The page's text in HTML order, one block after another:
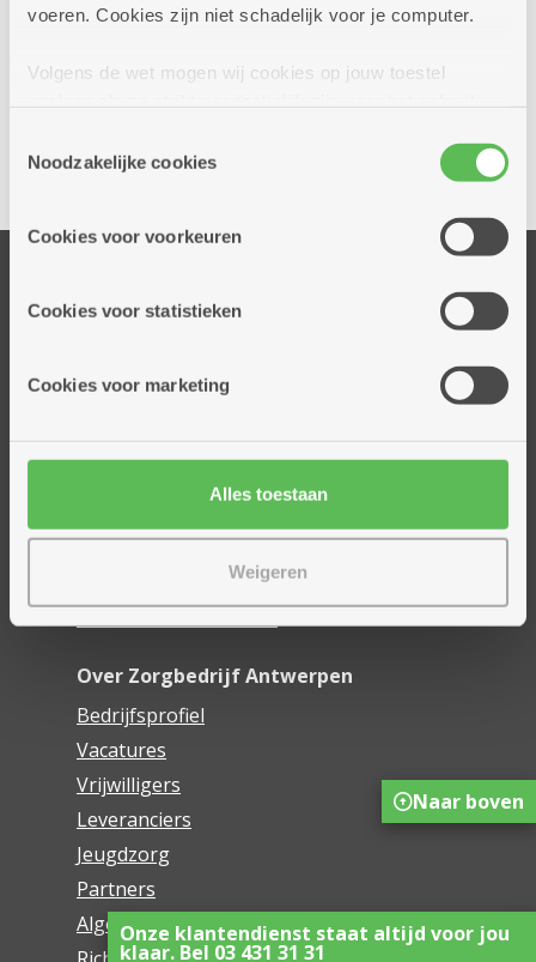
voeren. Cookies zijn niet schadelijk voor je computer.
Volgens de wet mogen wij cookies op jouw toestel
cookies hebben we jouw toestemming nodig. Sommige
cookies worden geplaatst door derde partijen die een
informatie over jouw (geanonimiseerd) gebruik van onze
partners kunnen deze gegevens combineren met andere
Noodzakelijke cookies
Cookies voor voorkeuren
Cookies voor statistieken
Cookies voor marketing
Alles toestaan
Weigeren
Ja, ik wil een afspraak bij dit dienstencentrum
Onze klantendienst staat altijd voor jou
klaar. Bel 03 431 31 31
Thuisdiensten
Assistentiewoningen
Mijn Zorgbedrijf
Onze innovaties
Over Zorgbedrijf Antwerpen
Bedrijfsprofiel
Vacatures
Vrijwilligers
Leveranciers
Jeugdzorg
Partners
Algemene voorwaarden
Naar boven